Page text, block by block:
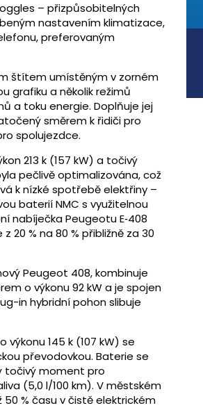
– přizpůsobitelných
nastavením klimatizace,
preferovaným
štítem umístěným v zorném
grafiku a několik režimů
a toku energie. Doplňuje jej
směrem k řidiči pro
spolujezdce.
213 k (157 kW) a točivý
pečlivě optimalizována, což
k nízké spotřebě elektřiny –
baterií NMC s využitelnou
nabíječka Peugeotu E‑408
20 % na 80 % přibližně za 30
Peugeot 408, kombinuje
o výkonu 92 kW a je spojen
in hybridní pohon slibuje
145 k (107 kW) se
převodovkou. Baterie se
točivý moment pro
(5,0 l/100 km). V městském
50 % času v čistě elektrickém